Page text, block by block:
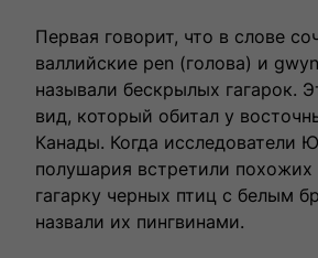
Первая говорит, что в слове
валлийские pen (голова) и
называли бескрылых гагарок.
вид, который обитал у
Канады. Когда исследователи
полушария встретили
гагарку черных птиц с белым
назвали их пингвинами.